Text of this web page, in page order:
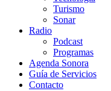
Turismo
Sonar
Radio
Podcast
Programas
Agenda Sonora
Guía de Servicios
Contacto